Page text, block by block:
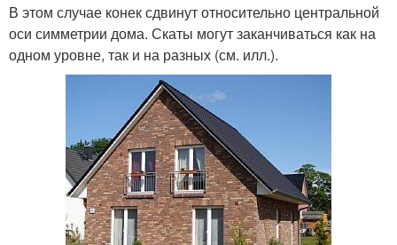
В этом случае конек сдвинут относительно центральной
оси симметрии дома. Скаты могут заканчиваться как на
одном уровне, так и на разных (см. илл.).